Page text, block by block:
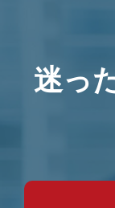
迷っ